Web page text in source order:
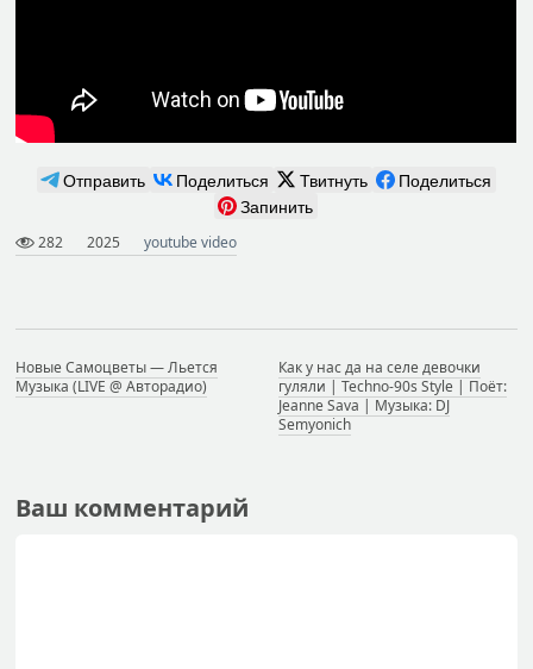
Отправить Поделиться Твитнуть
Поделиться
Запинить
282 2025 youtube video
Новые Самоцветы — Льется
Музыка (LIVE @ Авторадио)
Как у нас да на селе девочки
гуляли | Techno-90s Style | Поёт:
Jeanne Sava | Музыка: DJ
Semyonich
Ваш комментарий